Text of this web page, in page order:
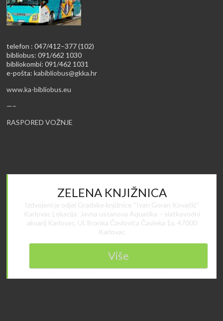
telefon : 047/412–377 (102)
bibliobus: 091/662 1030
bibliokombi: 091/462 1031
e-pošta:kabibliobus@gkka.hr
www.ka-bibliobus.eu
—–
RASPORED VOŽNJE
ZELENA KNJIŽNICA
Izdvojeni je odjel Gradske knjižnice “Ivan Goran Kovačić”
Karlovac Lokacija: Javna ustanova Aquatika – slatkovodni
akvarij Karlovac, Ul. Branka Čavlovića Čavleka 1a, 47000
Karlovac
Više